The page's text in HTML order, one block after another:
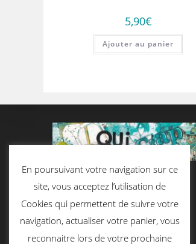
5,90€
Ajouter au panier
En poursuivant votre navigation sur ce
site, vous acceptez l’utilisation de
Cookies qui permettent de suivre votre
navigation, actualiser votre panier, vous
reconnaitre lors de votre prochaine